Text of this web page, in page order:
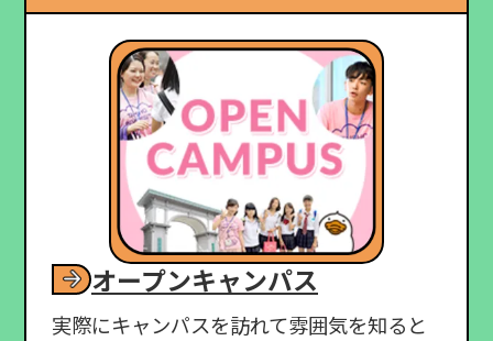
オープンキャンパス
実際にキャンパスを訪れて雰囲気を知ると